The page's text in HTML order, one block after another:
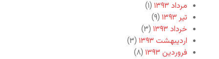
مرداد ۱۳۹۳
(۱)
تیر ۱۳۹۳
(۹)
خرداد ۱۳۹۳
(۳)
اردیبهشت ۱۳۹۳
(۳)
فروردین ۱۳۹۳
(۸)